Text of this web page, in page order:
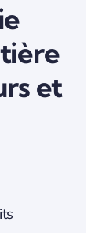
et